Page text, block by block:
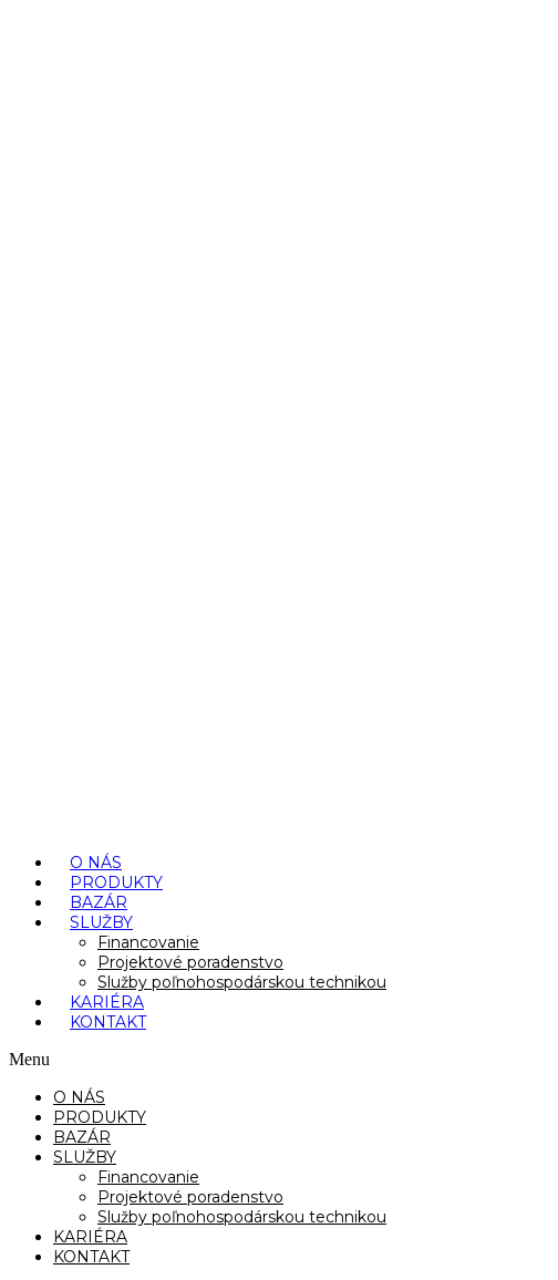
O NÁS
PRODUKTY
BAZÁR
SLUŽBY
Financovanie
Projektové poradenstvo
Služby poľnohospodárskou technikou
KARIÉRA
KONTAKT
Menu
O NÁS
PRODUKTY
BAZÁR
SLUŽBY
Financovanie
Projektové poradenstvo
Služby poľnohospodárskou technikou
KARIÉRA
KONTAKT